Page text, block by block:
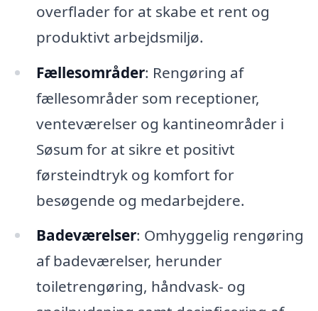
overflader for at skabe et rent og
produktivt arbejdsmiljø.
Fællesområder: Rengøring af
fællesområder som receptioner,
venteværelser og kantineområder i
Søsum for at sikre et positivt
førsteindtryk og komfort for
besøgende og medarbejdere.
Badeværelser: Omhyggelig rengøring
af badeværelser, herunder
toiletrengøring, håndvask- og